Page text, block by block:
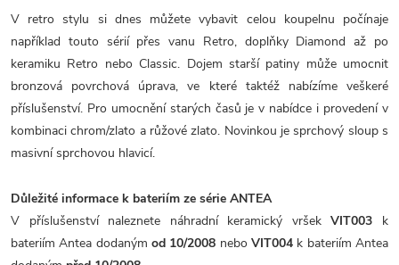
V retro stylu si dnes můžete vybavit celou koupelnu počínaje
například touto sérií přes vanu Retro, doplňky Diamond až po
keramiku Retro nebo Classic. Dojem starší patiny může umocnit
bronzová povrchová úprava, ve které taktéž nabízíme veškeré
příslušenství. Pro umocnění starých časů je v nabídce i provedení v
kombinaci chrom/zlato a růžové zlato. Novinkou je sprchový sloup s
masivní sprchovou hlavicí.
Důležité informace k bateriím ze série ANTEA
V příslušenství naleznete náhradní keramický vršekVIT003 k
bateriím Antea dodaným od 10/2008 neboVIT004 k bateriím Antea